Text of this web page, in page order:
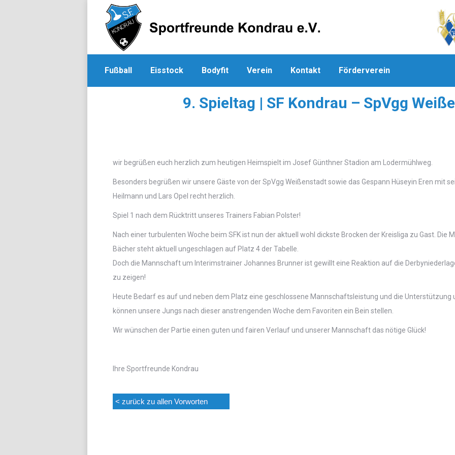
Fußball Eisstock Bodyfit Verein Kontakt Förderverein
9. Spieltag | SF Kondrau – SpVgg
wir begrüßen euch herzlich zum heutigen Heimspielt im Josef Günthner Stadion am Lodermühlweg.
Besonders begrüßen wir unsere Gäste von der SpVgg Weißenstadt sowie das Gespann Hüseyin Eren mit
Heilmann und Lars Opel recht herzlich.
Spiel 1 nach dem Rücktritt unseres Trainers Fabian Polster!
Nach einer turbulenten Woche beim SFK ist nun der aktuell wohl dickste Brocken der Kreisliga zu Gast. Die
Bächer steht aktuell ungeschlagen auf Platz 4 der Tabelle.
Doch die Mannschaft um Interimstrainer Johannes Brunner ist gewillt eine Reaktion auf die
zu zeigen!
Heute Bedarf es auf und neben dem Platz eine geschlossene Mannschaftsleistung und die Unterstützung
können unsere Jungs nach dieser anstrengenden Woche dem Favoriten ein Bein stellen.
Wir wünschen der Partie einen guten und fairen Verlauf und unserer Mannschaft das nötige Glück!
Ihre Sportfreunde Kondrau
< zurück zu allen Vorworten